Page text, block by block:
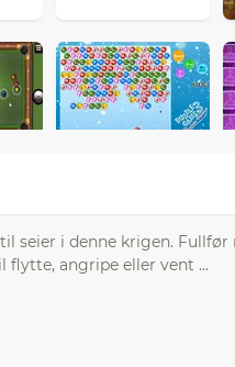
seier i denne krigen.
flytte, angripe eller vent ...